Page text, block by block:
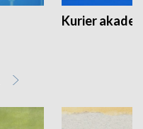
Kurier